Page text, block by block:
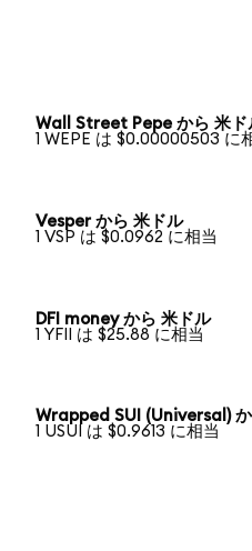
Wall Street Pepe から 米ド
1 WEPE は $0.00000503 に
Vesper から 米ドル
1 VSP は $0.0962 に相当
DFI money から 米ドル
1 YFII は $25.88 に相当
Wrapped SUI (Universal)
1 USUI は $0.9613 に相当